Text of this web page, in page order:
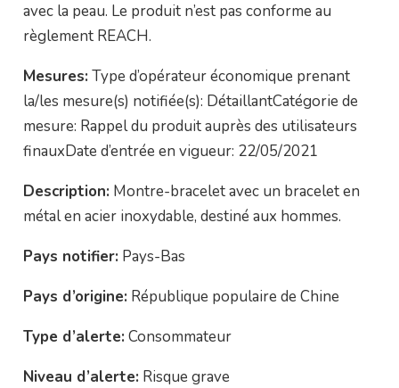
avec la peau. Le produit n’est pas conforme au
règlement REACH.
Mesures: Type d’opérateur économique prenant
la/les mesure(s) notifiée(s): DétaillantCatégorie de
mesure: Rappel du produit auprès des utilisateurs
finauxDate d’entrée en vigueur: 22/05/2021
Description: Montre-bracelet avec un bracelet en
métal en acier inoxydable, destiné aux hommes.
Pays notifier: Pays-Bas
Pays d’origine: République populaire de Chine
Type d’alerte: Consommateur
Niveau d’alerte: Risque grave